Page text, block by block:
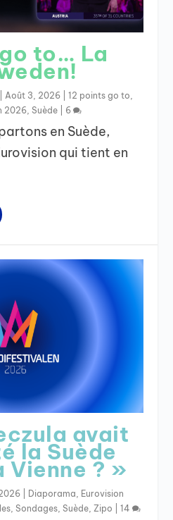
to… La
Août 3, 2026 |12 points go to
2026 ,Suède 6
en Suède,
qui tient en
avait
la Suède
Vienne ? »
Diaporama Eurovision
,Sondages ,Suède ,Zipo |14